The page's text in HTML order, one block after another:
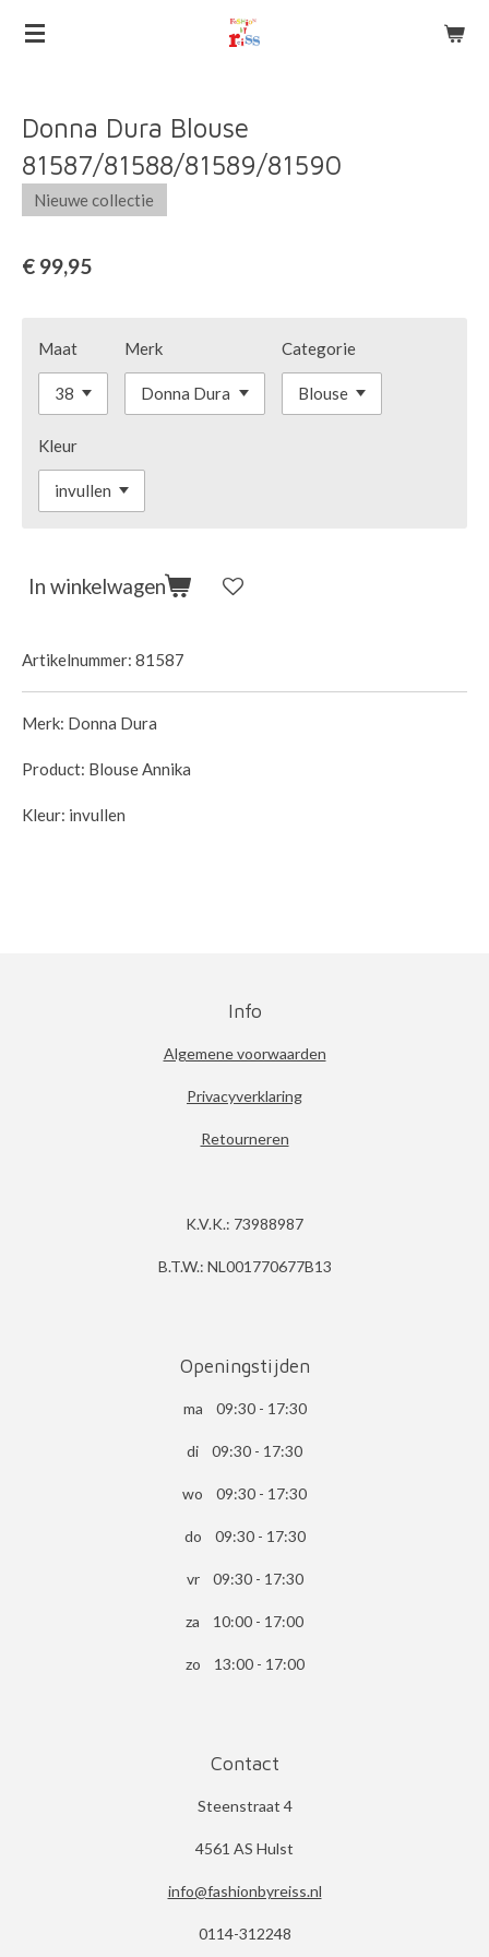
Ga
hoofdinhoud
Donna Dura Blouse
81587/81588/81589/81590
Nieuwe collectie
€ 99,95
Maat Merk Categorie
Kleur
In winkelwagen
Artikelnummer: 81587
Merk: Donna Dura
Product: Blouse Annika
Kleur: invullen
Info
Algemene voorwaarden
Privacyverklaring
Retourneren
K.V.K.: 73988987
B.T.W.: NL001770677B13
Openingstijden
ma 09:30 - 17:30
di 09:30 - 17:30
wo 09:30 - 17:30
do 09:30 - 17:30
vr 09:30 - 17:30
za 10:00 - 17:00
zo 13:00 - 17:00
Contact
Steenstraat 4
4561 AS Hulst
info@fashionbyreiss.nl
0114-312248